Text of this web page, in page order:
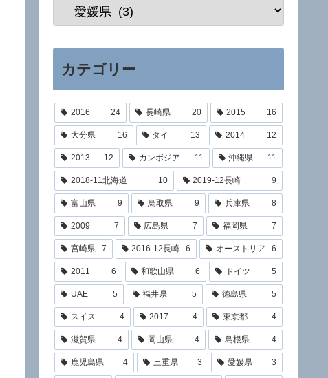
カテゴリー
2016 24 長崎県 20 2015 16
大分県 16 タイ 13 2014 12
2013 12 カンボジア 11 沖縄県 11
2018-11北海道 10 2019-12長崎 9
富山県 9 鳥取県 9 兵庫県 8
2009 7 広島県 7 福岡県 7
宮崎県 7 2016-12長崎 6 オーストリア 6
2011 6 和歌山県 6 ドイツ 5
UAE 5 福井県 5 徳島県 5
スイス 4 2017 4 東京都 4
滋賀県 4 岡山県 4 島根県 4
鹿児島県 4 三重県 3 愛媛県 3